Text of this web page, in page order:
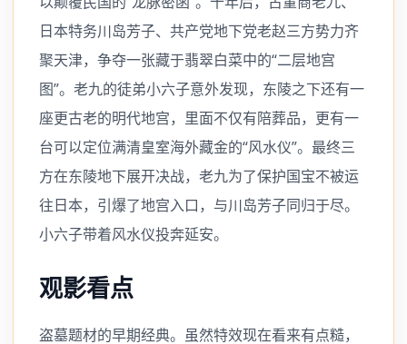
日本特务川岛芳子、共产党地下党老赵三方势力齐
聚天津，争夺一张藏于翡翠白菜中的“二层地宫
图”。老九的徒弟小六子意外发现，东陵之下还有一
座更古老的明代地宫，里面不仅有陪葬品，更有一
台可以定位满清皇室海外藏金的“风水仪”。最终三
方在东陵地下展开决战，老九为了保护国宝不被运
往日本，引爆了地宫入口，与川岛芳子同归于尽。
小六子带着风水仪投奔延安。
观影看点
盗墓题材的早期经典。虽然特效现在看来有点糙，